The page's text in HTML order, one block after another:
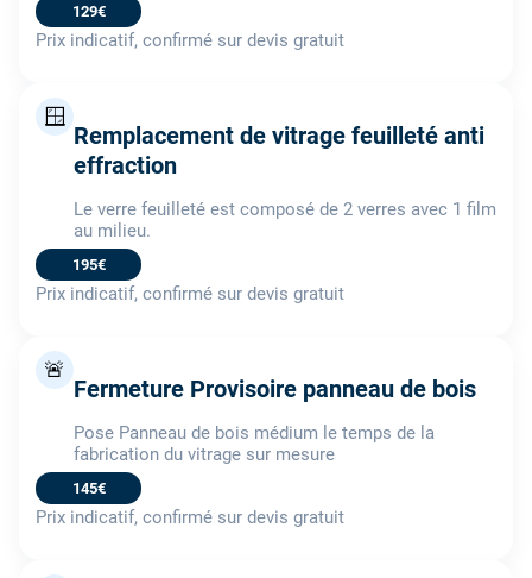
129€
Prix indicatif, confirmé sur devis gratuit
🪟
Remplacement de vitrage feuilleté anti
effraction
Le verre feuilleté est composé de 2 verres avec 1 film
au milieu.
195€
Prix indicatif, confirmé sur devis gratuit
🚨
Fermeture Provisoire panneau de bois
Pose Panneau de bois médium le temps de la
fabrication du vitrage sur mesure
145€
Prix indicatif, confirmé sur devis gratuit